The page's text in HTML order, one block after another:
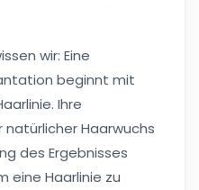
wir: Eine
beginnt mit
Ihre
natürlicher Haarwuchs
des Ergebnisses
eine Haarlinie zu